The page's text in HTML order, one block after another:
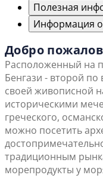
Полезная
Информация
Добро
Расположенный на
Бенгази - второй
своей живописной
историческими
греческого,
можно посетить
традиционным
морепродукты у